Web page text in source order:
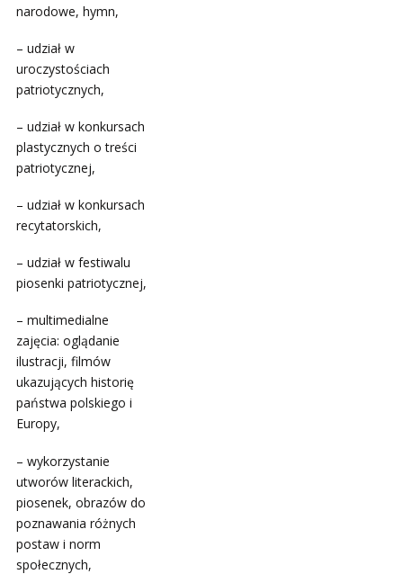
narodowe, hymn,
– udział w
uroczystościach
patriotycznych,
– udział w konkursach
plastycznych o treści
patriotycznej,
– udział w konkursach
recytatorskich,
– udział w festiwalu
piosenki patriotycznej,
– multimedialne
zajęcia: oglądanie
ilustracji, filmów
ukazujących historię
państwa polskiego i
Europy,
– wykorzystanie
utworów literackich,
piosenek, obrazów do
poznawania różnych
postaw i norm
społecznych,